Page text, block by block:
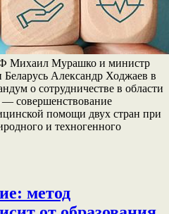
Михаил Мурашко и министр
Беларусь Александр Ходжаев в
о сотрудничестве в области
совершенствование
помощи двух стран при
и техногенного
метод